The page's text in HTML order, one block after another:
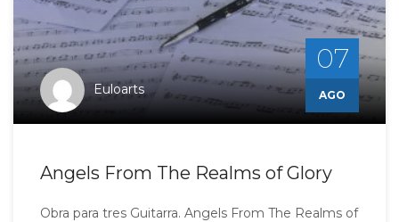
Euloarts
07
AGO
Angels From The Realms of Glory
Obra para tres Guitarra. Angels From The Realms of